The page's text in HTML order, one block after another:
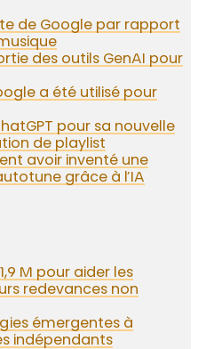
de Google par rapport
des outils GenAI pour
a été utilisé pour
pour sa nouvelle
de playlist
avoir inventé une
grâce à l’IA
M pour aider les
redevances non
émergentes à
indépendants